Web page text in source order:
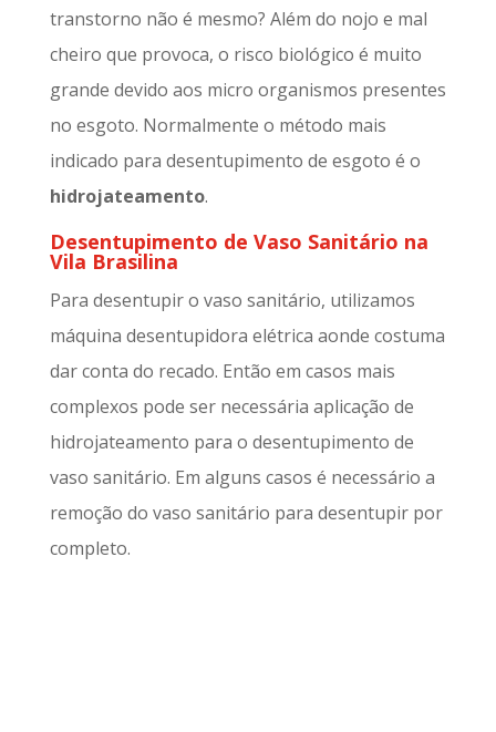
transtorno não é mesmo? Além do nojo e mal
cheiro que provoca, o risco biológico é muito
grande devido aos micro organismos presentes
no esgoto. Normalmente o método mais
indicado para desentupimento de esgoto é o
hidrojateamento.
Desentupimento de Vaso Sanitário na
Vila Brasilina
Para desentupir o vaso sanitário, utilizamos
máquina desentupidora elétrica aonde costuma
dar conta do recado. Então em casos mais
complexos pode ser necessária aplicação de
hidrojateamento para o desentupimento de
vaso sanitário. Em alguns casos é necessário a
remoção do vaso sanitário para desentupir por
completo.